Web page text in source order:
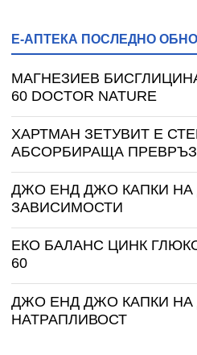
Е-АПТЕКА ПОСЛЕДНО
МАГНЕЗИЕВ
60 DOCTOR NATURE
ХАРТМАН ЗЕТУВИТ Е
АБСОРБИРАЩА
ДЖО ЕНД ДЖО КАПКИ НА
ЗАВИСИМОСТИ
ЕКО БАЛАНС ЦИНК
60
ДЖО ЕНД ДЖО КАПКИ НА
НАТРАПЛИВОСТ